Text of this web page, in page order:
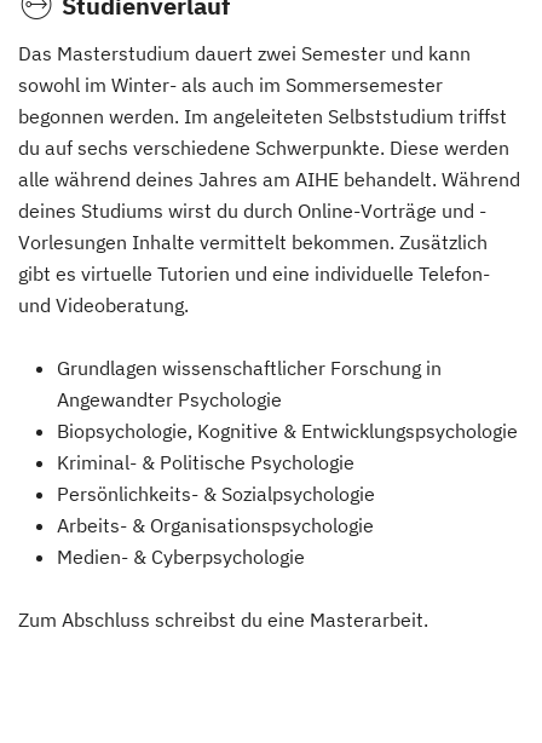
Das Masterstudium dauert zwei Semester und kann
sowohl im Winter- als auch im Sommersemester
begonnen werden. Im angeleiteten Selbststudium triffst
du auf sechs verschiedene Schwerpunkte. Diese werden
alle während deines Jahres am AIHE behandelt. Während
deines Studiums wirst du durch Online-Vorträge und -
Vorlesungen Inhalte vermittelt bekommen. Zusätzlich
gibt es virtuelle Tutorien und eine individuelle Telefon-
und Videoberatung.
Grundlagen wissenschaftlicher Forschung in
Angewandter Psychologie
Biopsychologie, Kognitive & Entwicklungspsychologie
Kriminal- & Politische Psychologie
Persönlichkeits- & Sozialpsychologie
Arbeits- & Organisationspsychologie
Medien- & Cyberpsychologie
Zum Abschluss schreibst du eine Masterarbeit.